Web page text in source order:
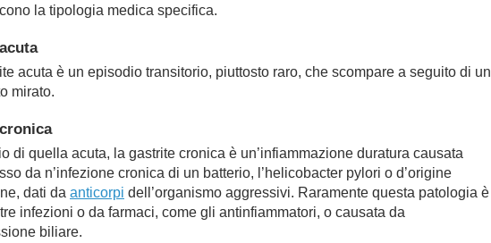
la tipologia medica specifica.
acuta è un episodio transitorio, piuttosto raro, che scompare a seguito di un
mirato.
di quella acuta, la gastrite cronica è un’infiammazione duratura causata
da n’infezione cronica di un batterio, l’helicobacter pylori o d’origine
dati da anticorpi dell’organismo aggressivi. Raramente questa patologia è
infezioni o da farmaci, come gli antinfiammatori, o causata da
biliare.